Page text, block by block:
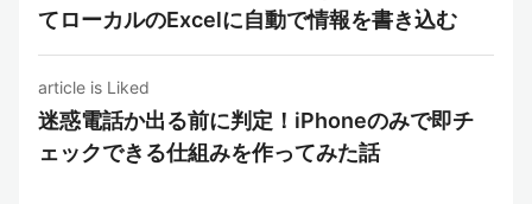
てローカルのExcelに自動で情報を書き込む
article is Liked
迷惑電話か出る前に判定！iPhoneのみで即チ
ェックできる仕組みを作ってみた話